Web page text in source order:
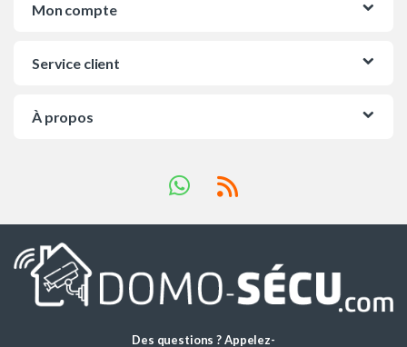
Mon compte
Service client
À propos
Des questions ? Appelez-